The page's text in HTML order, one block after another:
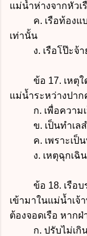
แม่น้ำห่างจากหัวเ
ค. เรือท้องแบน
เท่านั้น
ง. เรือโป๊ะจ้าย
ข้อ 17. เหตุใด
แม่น้ำระหว่างปาก
ก. เพื่อความเป็
ข. เป็นทำเลสำ
ค. เพราะเป็นพื้
ง. เหตุฉุกเฉิน
ข้อ 18. เรือบร
เข้ามาในแม่น้ำเจ้
ต้องจอดเรือ หาก
ก. ปรับไม่เกิน